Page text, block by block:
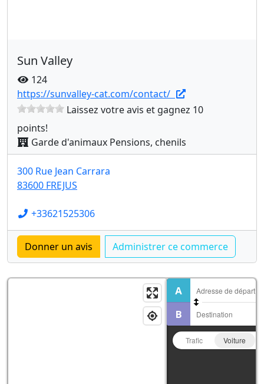
Sun Valley
124
https://sunvalley-cat.com/contact/
Laissez votre avis et gagnez 10
points!
Garde d'animaux Pensions, chenils
300 Rue Jean Carrara
83600 FREJUS
+33621525306
Trafic Voiture